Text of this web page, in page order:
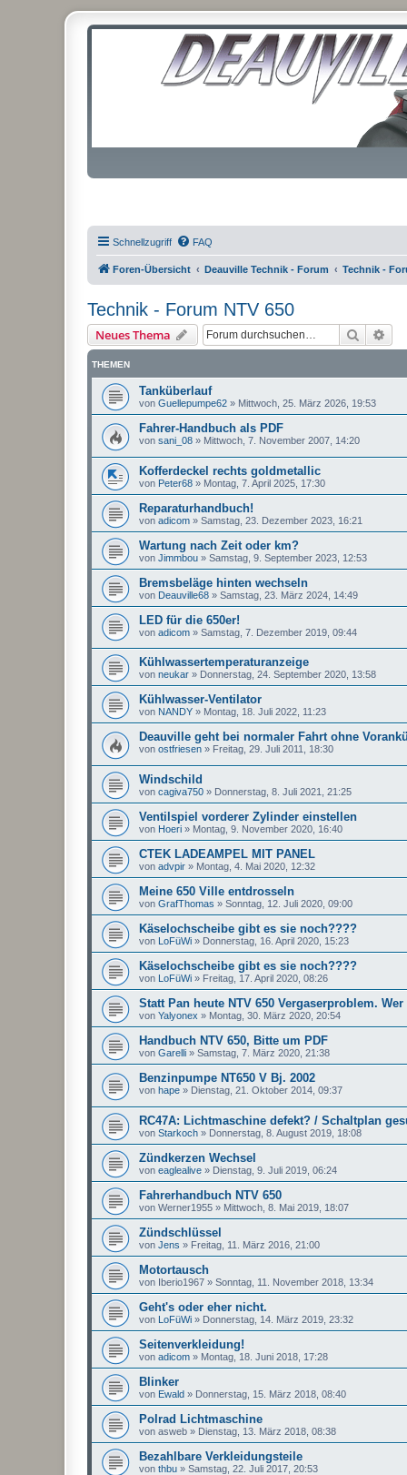
Schnellzugriff FAQ
Foren-Übersicht Deauville Technik - Forum Technik -
Technik - Forum NTV 650
Neues Thema Suche
THEMEN
Tanküberlauf
von Guellepumpe62 » Mittwoch, 25. März 2026, 19:53
Fahrer-Handbuch als PDF
von sani_08 » Mittwoch, 7. November 2007, 14:20
Kofferdeckel rechts goldmetallic
von Peter68 » Montag, 7. April 2025, 17:30
Reparaturhandbuch!
von adicom » Samstag, 23. Dezember 2023, 16:21
Wartung nach Zeit oder km?
von Jimmbou » Samstag, 9. September 2023, 12:53
Bremsbeläge hinten wechseln
von Deauville68 » Samstag, 23. März 2024, 14:49
LED für die 650er!
von adicom » Samstag, 7. Dezember 2019, 09:44
Kühlwassertemperaturanzeige
von neukar » Donnerstag, 24. September 2020, 13:58
Kühlwasser-Ventilator
von NANDY » Montag, 18. Juli 2022, 11:23
Deauville geht bei normaler Fahrt ohne
von ostfriesen » Freitag, 29. Juli 2011, 18:30
Windschild
von cagiva750 » Donnerstag, 8. Juli 2021, 21:25
Ventilspiel vorderer Zylinder einstellen
von Hoeri » Montag, 9. November 2020, 16:40
CTEK LADEAMPEL MIT PANEL
von advpir » Montag, 4. Mai 2020, 12:32
Meine 650 Ville entdrosseln
von GrafThomas » Sonntag, 12. Juli 2020, 09:00
Käselochscheibe gibt es sie noch????
von LoFüWi » Donnerstag, 16. April 2020, 15:23
Käselochscheibe gibt es sie noch????
von LoFüWi » Freitag, 17. April 2020, 08:26
Statt Pan heute NTV 650 Vergaserproblem.
von Yalyonex » Montag, 30. März 2020, 20:54
Handbuch NTV 650, Bitte um PDF
von Garelli » Samstag, 7. März 2020, 21:38
Benzinpumpe NT650 V Bj. 2002
von hape » Dienstag, 21. Oktober 2014, 09:37
RC47A: Lichtmaschine defekt? / Schaltplan
von Starkoch » Donnerstag, 8. August 2019, 18:08
Zündkerzen Wechsel
von eaglealive » Dienstag, 9. Juli 2019, 06:24
Fahrerhandbuch NTV 650
von Werner1955 » Mittwoch, 8. Mai 2019, 18:07
Zündschlüssel
von Jens » Freitag, 11. März 2016, 21:00
Motortausch
von Iberio1967 » Sonntag, 11. November 2018, 13:34
Geht's oder eher nicht.
von LoFüWi » Donnerstag, 14. März 2019, 23:32
Seitenverkleidung!
von adicom » Montag, 18. Juni 2018, 17:28
Blinker
von Ewald » Donnerstag, 15. März 2018, 08:40
Polrad Lichtmaschine
von asweb » Dienstag, 13. März 2018, 08:38
Bezahlbare Verkleidungsteile
von thbu » Samstag, 22. Juli 2017, 20:53